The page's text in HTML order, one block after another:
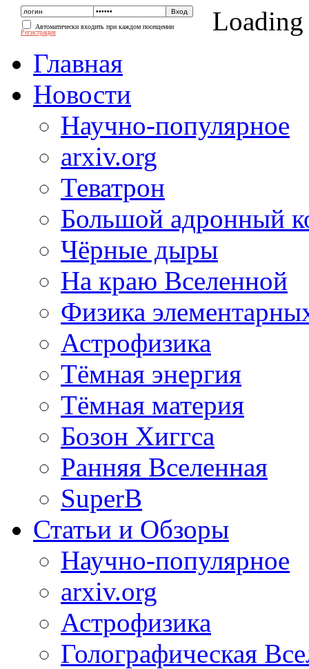
Автоматически входить при каждом посещении
Регистрация
Loading
Главная
Новости
Научно-популярное
arxiv.org
Теватрон
Большой адронный
Чёрные дыры
На краю Вселенной
Физика
Астрофизика
Тёмная энергия
Тёмная материя
Бозон Хиггса
Ранняя Вселенная
SuperB
Статьи и Обзоры
Научно-популярное
arxiv.org
Астрофизика
Голографическая